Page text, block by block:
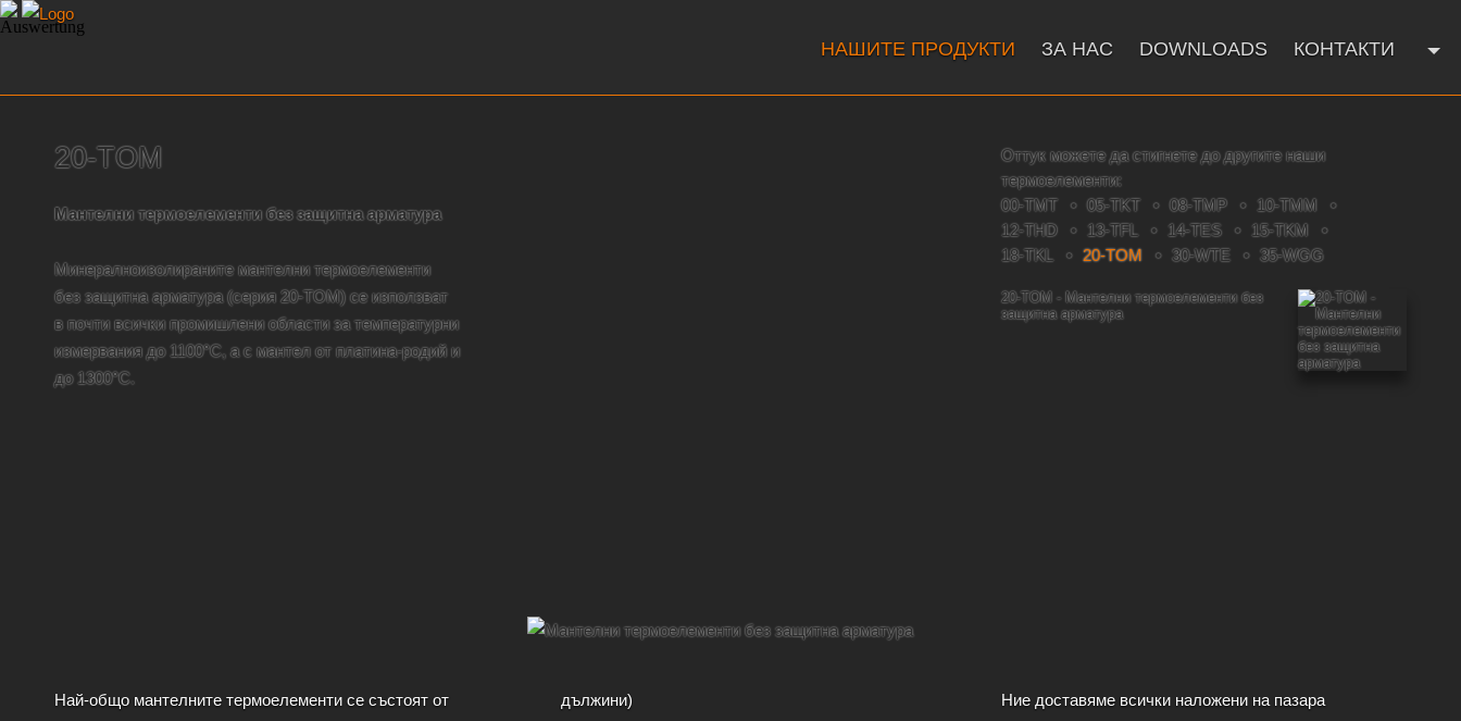
НАШИТЕ ПРОДУКТИ ЗА НАС DOWNLOADS КОНТАКТИ
20-TOM
Мантелни термоелементи без защитна арматура
Минералноизолираните мантелни термоелементи
без защитна арматура (серия 20-TOM) се използват
в почти всички промишлени области за температурни
измервания до 1100°C, а с мантел от платина-родий и
до 1300°C.
Оттук можете да стигнете до другите наши
термоелементи:
00-TMT
05-TKT 08-TMP
10-TMM
12-THD
13-TFL 14-TES
15-TKM
18-TKL
20-TOM 30-WTE 35-WGG
20-TOM - Мантелни термоелементи без
защитна арматура
Най-общо мантелните термоелементи се състоят от
дължини)
Ние доставяме всички наложени на пазара